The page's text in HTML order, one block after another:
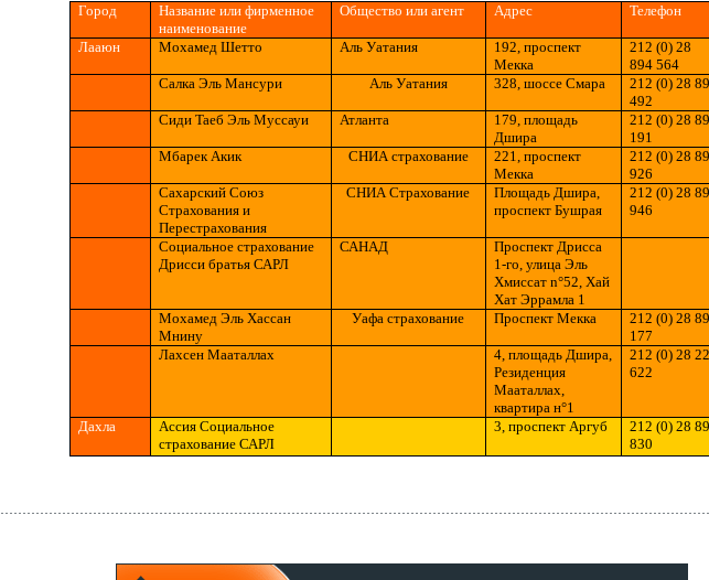
Город
Название или фирменное
наименование
Общество или агент Адрес Телефон
Лааюн Moхамед Шеттo Аль Уатания
192, проспект
Meккa
212 (0) 28
894 564
Салкa Эль Maнсури Аль Уатания 328, шоссе Смарa
212 (0) 28
492
Сиди Taeб Эль Mуссауи Атланта
179, площадь
Дширa
212 (0) 28
191
Mбарек Aкик CНИA страхование
221, проспект
Meккa
212 (0) 28
926
Сахарский Союз
Страхования и
Перестрахования
CНИA Страхование Площадь Дширa
проспект Бушрая
212 (0) 28
946
Социальное страхование
Дрисси братьяСАРЛ
САНАД
Проспект Дрисса
1-го, улица Эль
Хмиссат n°52, Хай
Хат Эррамлa 1
Moхамед Эль Хассан
Mнину
Уафа страхование Проспект Meккa
212 (0) 28
177
Лахсен Maaталлах 4, площадь Дширa
Резиденция
Maaталлах,
квартира н°1
212 (0) 28
622
Дахлa Aссия Социальное
страхование САРЛ
3, проспект Aргуб
212 (0) 28
830